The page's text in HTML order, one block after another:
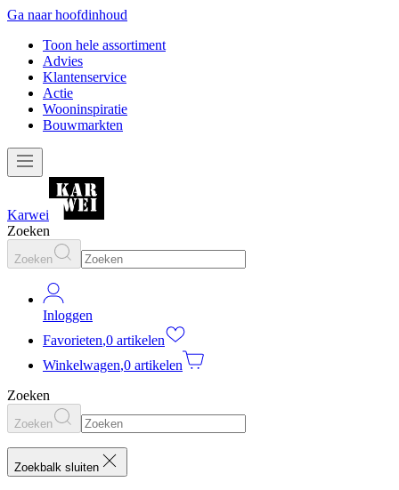
Ga naar hoofdinhoud
Toon hele assortiment
Advies
Klantenservice
Actie
Wooninspiratie
Bouwmarkten
Karwei
Zoeken
Zoeken
Inloggen
Favorieten,0 artikelen
Winkelwagen,0 artikelen
Zoeken
Zoeken
Zoekbalk sluiten